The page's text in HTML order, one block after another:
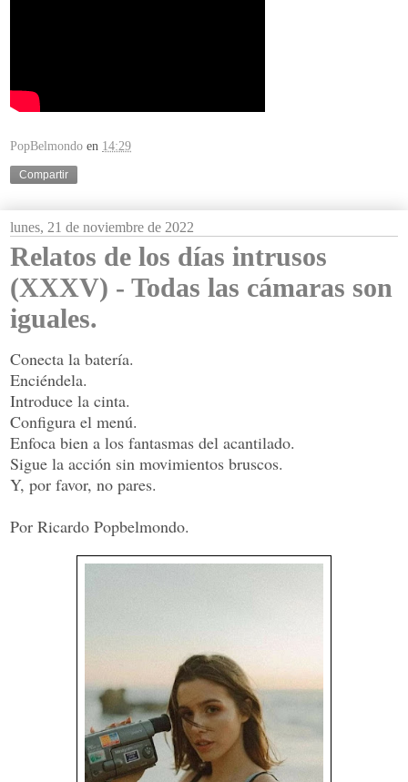
PopBelmondo en 14:29
Compartir
lunes, 21 de noviembre de 2022
Relatos de los días intrusos
(XXXV) - Todas las cámaras son
iguales.
Conecta la batería.
Enciéndela.
Introduce la cinta.
Configura el menú.
Enfoca bien a los fantasmas del acantilado.
Sigue la acción sin movimientos bruscos.
Y, por favor, no pares.
Por Ricardo Popbelmondo.